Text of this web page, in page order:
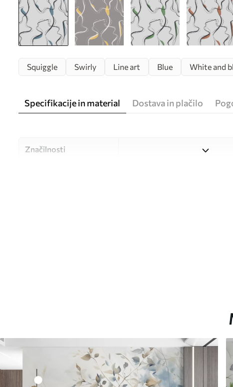
Squiggle Swirly Line art Blue White and
Specifikacije in material Dostava in plačilo
Značilnosti
Ozadje lahko nežno očistite
zaključkom lahko očistite z